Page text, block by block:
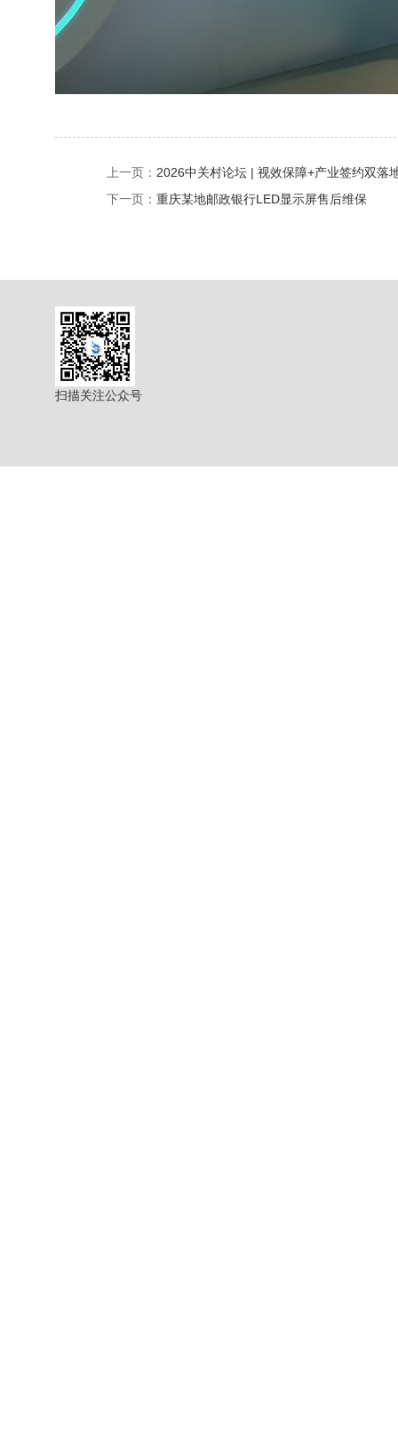
上一页： 2026中关村论坛 | 视效保障+产业签约双落
下一页： 重庆某地邮政银行LED显示屏售后维保
扫描关注公众号